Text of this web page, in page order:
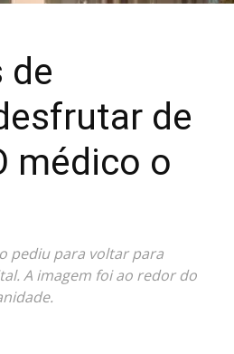
de
de
médico o
pediu para voltar para
A imagem foi ao redor do